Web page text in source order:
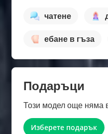
чатене
ебане в гъза
Подаръци
Този модел още няма
Изберете подарък